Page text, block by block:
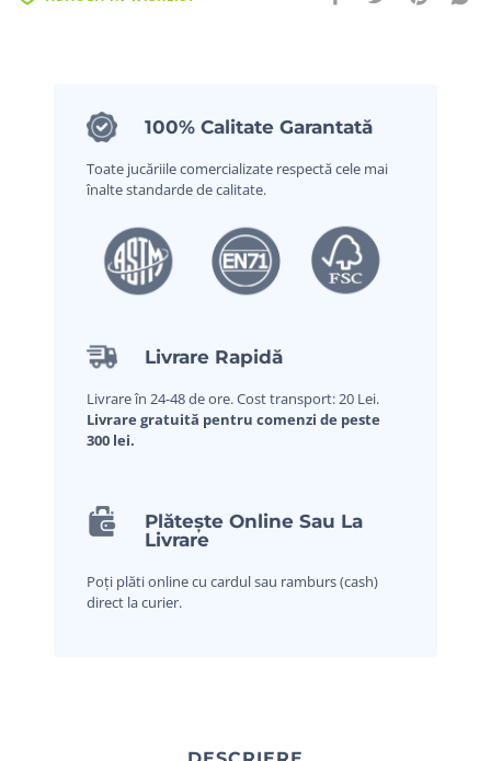
100% Calitate Garantată
Toate jucăriile comercializate respectă cele mai
înalte standarde de calitate.
Livrare Rapidă
Livrare în 24-48 de ore. Cost transport: 20 Lei.
Livrare gratuită pentru comenzi de peste
300 lei.
Plătește Online Sau La
Livrare
Poți plăti online cu cardul sau ramburs (cash)
direct la curier.